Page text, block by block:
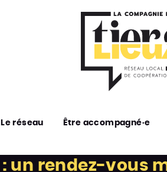
Le réseau Être accompagné·e
: un rendez-vous